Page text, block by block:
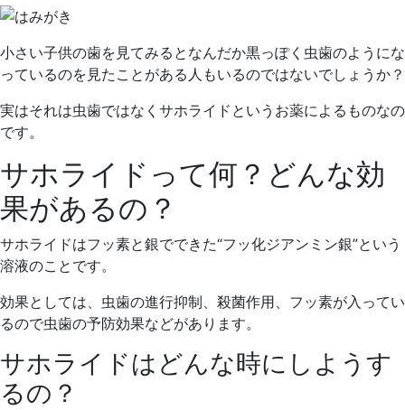
小さい子供の歯を見てみるとなんだか黒っぽく虫歯のようにな
っているのを見たことがある人もいるのではないでしょうか？
実はそれは虫歯ではなくサホライドというお薬によるものなの
です。
サホライドって何？どんな効
果があるの？
サホライドはフッ素と銀でできた“フッ化ジアンミン銀”という
溶液のことです。
効果としては、虫歯の進行抑制、殺菌作用、フッ素が入ってい
るので虫歯の予防効果などがあります。
サホライドはどんな時にしようす
るの？